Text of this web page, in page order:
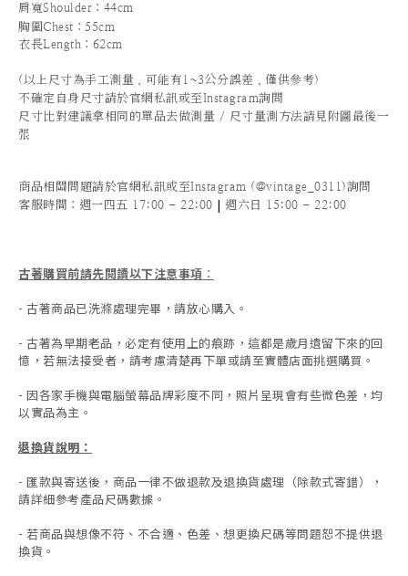
肩寬Shoulder：44cm
胸圍Chest：55cm
衣長Length：62cm
(以上尺寸為手工測量，可能有1~3公分誤差，僅供參考)
不確定自身尺寸請於官網私訊或至Instagram詢問
尺寸比對建議拿相同的單品去做測量 / 尺寸量測方法請見附圖最後一
張
商品相關問題請於官網私訊或至Instagram (@vintage_0311)詢問
客服時間 ：週一四五 17:00 - 22:00 | 週六日 15:00 - 22:00
古著購買前請先閱讀以下注意事項 ：
- 古著商品已洗滌處理完畢，請放心購入。
- 古著為早期老品，必定有使用上的痕跡，這都是歲月遺留下來的回
憶，若無法接受者，請考慮清楚再下單或請至實體店面挑選購買。
- 因各家手機與電腦螢幕品牌彩度不同，照片呈現會有些微色差，均
以實品為主。
退換貨說明：
- 匯款與寄送後，商品一律不做退款及退換貨處理（除款式寄錯），
請詳細參考產品尺碼數據 。
- 若商品與想像不符、不合適、色差、想更換尺碼等問題恕不提供退
換貨。